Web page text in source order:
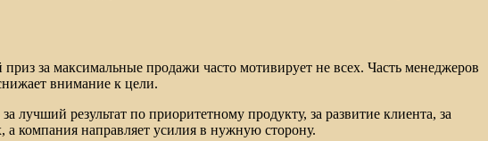
за максимальные продажи часто мотивирует не всех. Часть менеджеров
внимание к цели.
результат по приоритетному продукту, за развитие клиента, за
а компания направляет усилия в нужную сторону.